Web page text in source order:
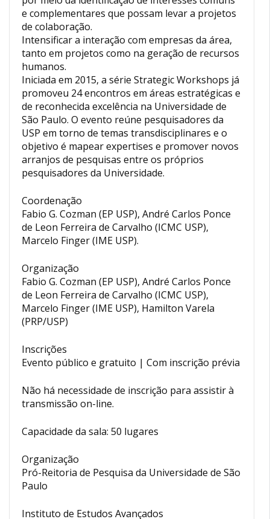
e complementares que possam levar a projetos
de colaboração.
Intensificar a interação com empresas da área,
tanto em projetos como na geração de recursos
humanos.
Iniciada em 2015, a série Strategic Workshops já
promoveu 24 encontros em áreas estratégicas e
de reconhecida excelência na Universidade de
São Paulo. O evento reúne pesquisadores da
USP em torno de temas transdisciplinares e o
objetivo é mapear expertises e promover novos
arranjos de pesquisas entre os próprios
pesquisadores da Universidade.
Coordenação
Fabio G. Cozman (EP USP), André Carlos Ponce
de Leon Ferreira de Carvalho (ICMC USP),
Marcelo Finger (IME USP).
Organização
Fabio G. Cozman (EP USP), André Carlos Ponce
de Leon Ferreira de Carvalho (ICMC USP),
Marcelo Finger (IME USP), Hamilton Varela
(PRP/USP)
Inscrições
Evento público e gratuito | Com inscrição prévia
Não há necessidade de inscrição para assistir à
transmissão on-line.
Capacidade da sala: 50 lugares
Organização
Pró-Reitoria de Pesquisa da Universidade de São
Paulo
Instituto de Estudos Avançados